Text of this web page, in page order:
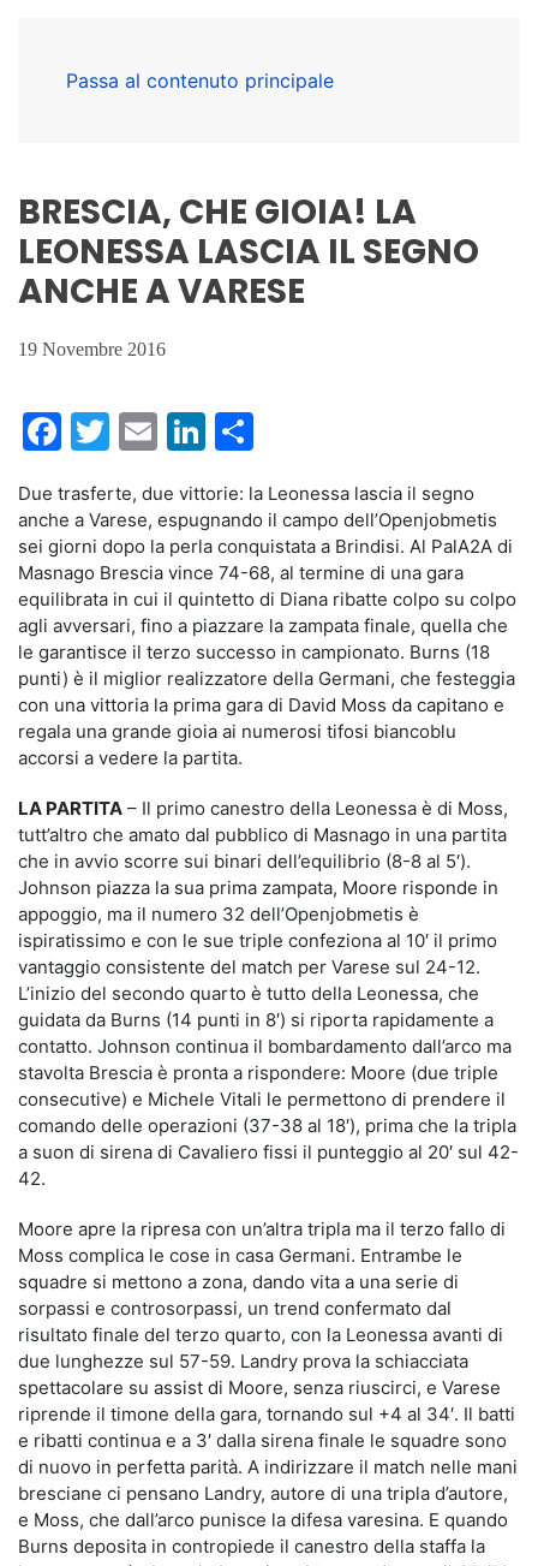
Passa al contenuto principale
BRESCIA, CHE GIOIA! LA
LEONESSA LASCIA IL SEGNO
ANCHE A VARESE
19 Novembre 2016
Facebook
Twitter
EmailLinkedIn
Due trasferte, due vittorie: la Leonessa lascia il segno
anche a Varese, espugnando il campo dell’Openjobmetis
sei giorni dopo la perla conquistata a Brindisi. Al PalA2A di
Masnago Brescia vince 74-68, al termine di una gara
equilibrata in cui il quintetto di Diana ribatte colpo su colpo
agli avversari, fino a piazzare la zampata finale, quella che
le garantisce il terzo successo in campionato. Burns (18
punti) è il miglior realizzatore della Germani, che festeggia
con una vittoria la prima gara di David Moss da capitano e
regala una grande gioia ai numerosi tifosi biancoblu
accorsi a vedere la partita.
LA PARTITA – Il primo canestro della Leonessa è di Moss,
tutt’altro che amato dal pubblico di Masnago in una partita
che in avvio scorre sui binari dell’equilibrio (8-8 al 5′).
Johnson piazza la sua prima zampata, Moore risponde in
appoggio, ma il numero 32 dell’Openjobmetis è
ispiratissimo e con le sue triple confeziona al 10′ il primo
vantaggio consistente del match per Varese sul 24-12.
L’inizio del secondo quarto è tutto della Leonessa, che
guidata da Burns (14 punti in 8′) si riporta rapidamente a
contatto. Johnson continua il bombardamento dall’arco ma
stavolta Brescia è pronta a rispondere: Moore (due triple
consecutive) e Michele Vitali le permettono di prendere il
comando delle operazioni (37-38 al 18′), prima che la tripla
a suon di sirena di Cavaliero fissi il punteggio al 20′ sul 42-
42.
Moore apre la ripresa con un’altra tripla ma il terzo fallo di
Moss complica le cose in casa Germani. Entrambe le
squadre si mettono a zona, dando vita a una serie di
sorpassi e controsorpassi, un trend confermato dal
risultato finale del terzo quarto, con la Leonessa avanti di
due lunghezze sul 57-59. Landry prova la schiacciata
spettacolare su assist di Moore, senza riuscirci, e Varese
riprende il timone della gara, tornando sul +4 al 34′. Il batti
e ribatti continua e a 3′ dalla sirena finale le squadre sono
di nuovo in perfetta parità. A indirizzare il match nelle mani
bresciane ci pensano Landry, autore di una tripla d’autore,
e Moss, che dall’arco punisce la difesa varesina. E quando
Burns deposita in contropiede il canestro della staffa la